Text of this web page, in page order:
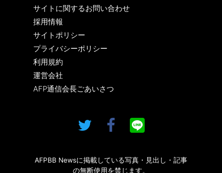
サイトに関するお問い合わせ
採用情報
サイトポリシー
プライバシーポリシー
利用規約
運営会社
AFP通信会長ごあいさつ
AFPBB Newsに掲載している写真・見出し・記事
の無断使用を禁じます。